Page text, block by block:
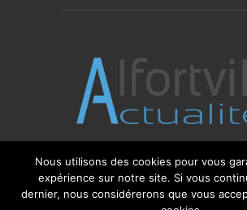
© 2017 - 2025 Alfortville Actualités -
réservés. Editeur : Sébastien Glotin -
Nous utilisons des cookies pour vous
expérience sur notre site. Si vous
dernier, nous considérerons que vous